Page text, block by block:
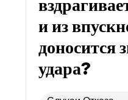
и из
доносится
удара?